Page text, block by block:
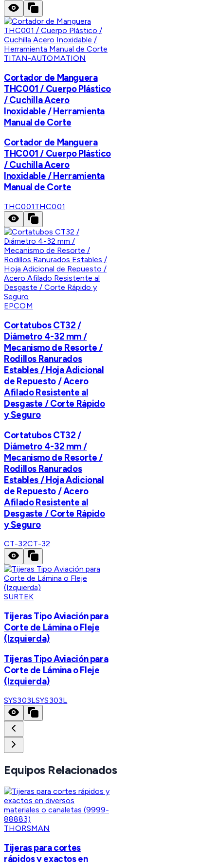
TITAN-AUTOMATION
Cortador de Manguera
THC001 / Cuerpo Plástico
/ Cuchilla Acero
Inoxidable / Herramienta
Manual de Corte
Cortador de Manguera
THC001 / Cuerpo Plástico
/ Cuchilla Acero
Inoxidable / Herramienta
Manual de Corte
THC001THC001
EPCOM
Cortatubos CT32 /
Diámetro 4-32 mm /
Mecanismo de Resorte /
Rodillos Ranurados
Estables / Hoja Adicional
de Repuesto / Acero
Afilado Resistente al
Desgaste / Corte Rápido
y Seguro
Cortatubos CT32 /
Diámetro 4-32 mm /
Mecanismo de Resorte /
Rodillos Ranurados
Estables / Hoja Adicional
de Repuesto / Acero
Afilado Resistente al
Desgaste / Corte Rápido
y Seguro
CT-32CT-32
SURTEK
Tijeras Tipo Aviación para
Corte de Lámina o Fleje
(Izquierda)
Tijeras Tipo Aviación para
Corte de Lámina o Fleje
(Izquierda)
SYS303LSYS303L
Equipos Relacionados
THORSMAN
Tijeras para cortes
rápidos y exactos en